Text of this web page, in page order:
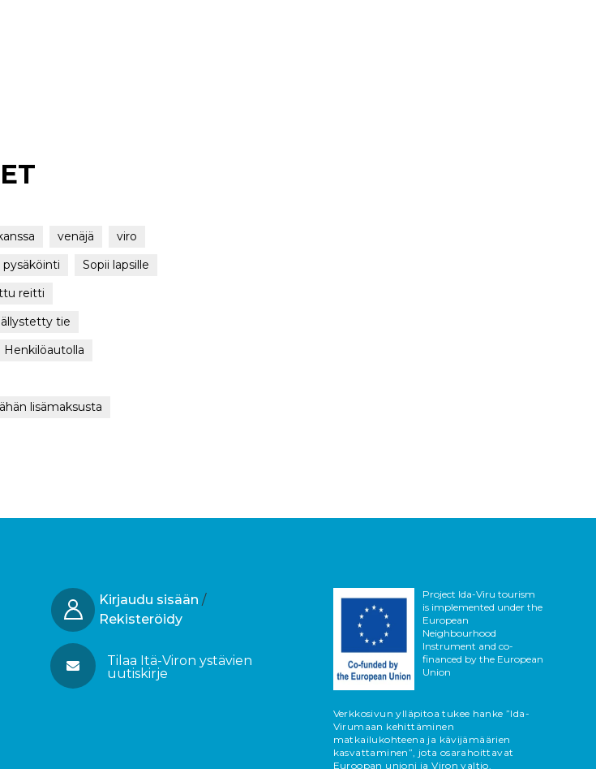
venäjä
viro
Sopii lapsille
reitti
tie
Henkilöautolla
lisämaksusta
Kirjaudu sisään /
Rekisteröidy
Tilaa Itä-Viron ystävien
uutiskirje
Project Ida-Viru tourism
is implemented under the
European
Neighbourhood
Instrument and co-
financed by the European
Union
Verkkosivun ylläpitoa tukee hanke ”Ida-
Virumaan kehittäminen
matkailukohteena ja kävijämäärien
kasvattaminen”, jota osarahoittavat
Euroopan unioni ja Viron valtio.